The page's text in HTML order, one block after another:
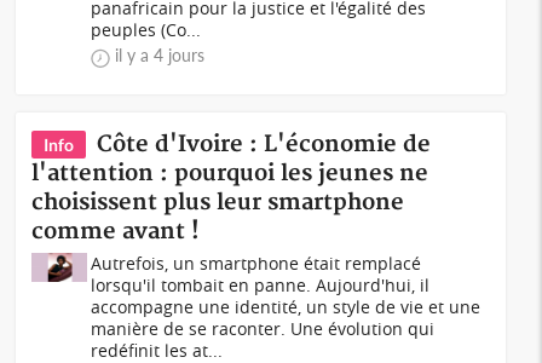
panafricain pour la justice et l'égalité des
peuples (Co...
il y a 4 jours
Info
Côte d'Ivoire : L'économie de
l'attention : pourquoi les jeunes ne
choisissent plus leur smartphone
comme avant !
Autrefois, un smartphone était remplacé
lorsqu'il tombait en panne. Aujourd'hui, il
accompagne une identité, un style de vie et une
manière de se raconter. Une évolution qui
redéfinit les at...